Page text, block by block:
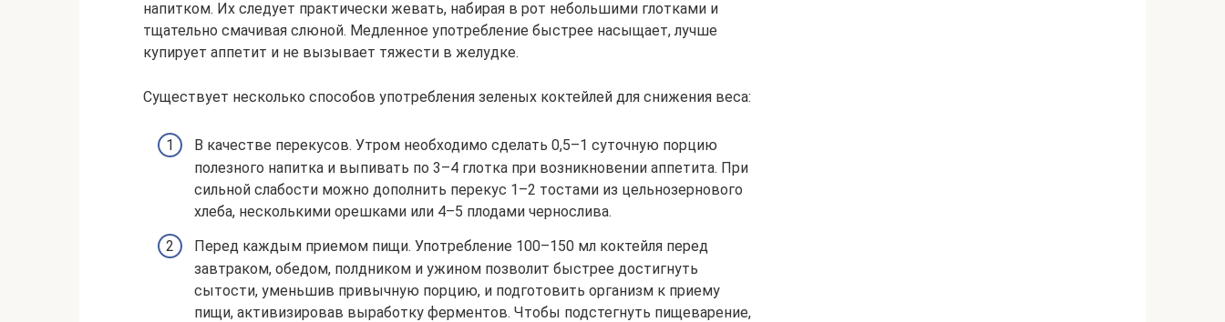
напитком. Их следует практически жевать, набирая в рот небольшими глотками и
тщательно смачивая слюной. Медленное употребление быстрее насыщает, лучше
купирует аппетит и не вызывает тяжести в желудке.
Существует несколько способов употребления зеленых коктейлей для снижения веса:
В качестве перекусов. Утром необходимо сделать 0,5–1 суточную порцию
полезного напитка и выпивать по 3–4 глотка при возникновении аппетита. При
сильной слабости можно дополнить перекус 1–2 тостами из цельнозернового
хлеба, несколькими орешками или 4–5 плодами чернослива.
Перед каждым приемом пищи. Употребление 100–150 мл коктейля перед
завтраком, обедом, полдником и ужином позволит быстрее достигнуть
сытости, уменьшив привычную порцию, и подготовить организм к приему
пищи, активизировав выработку ферментов. Чтобы подстегнуть пищеварение,